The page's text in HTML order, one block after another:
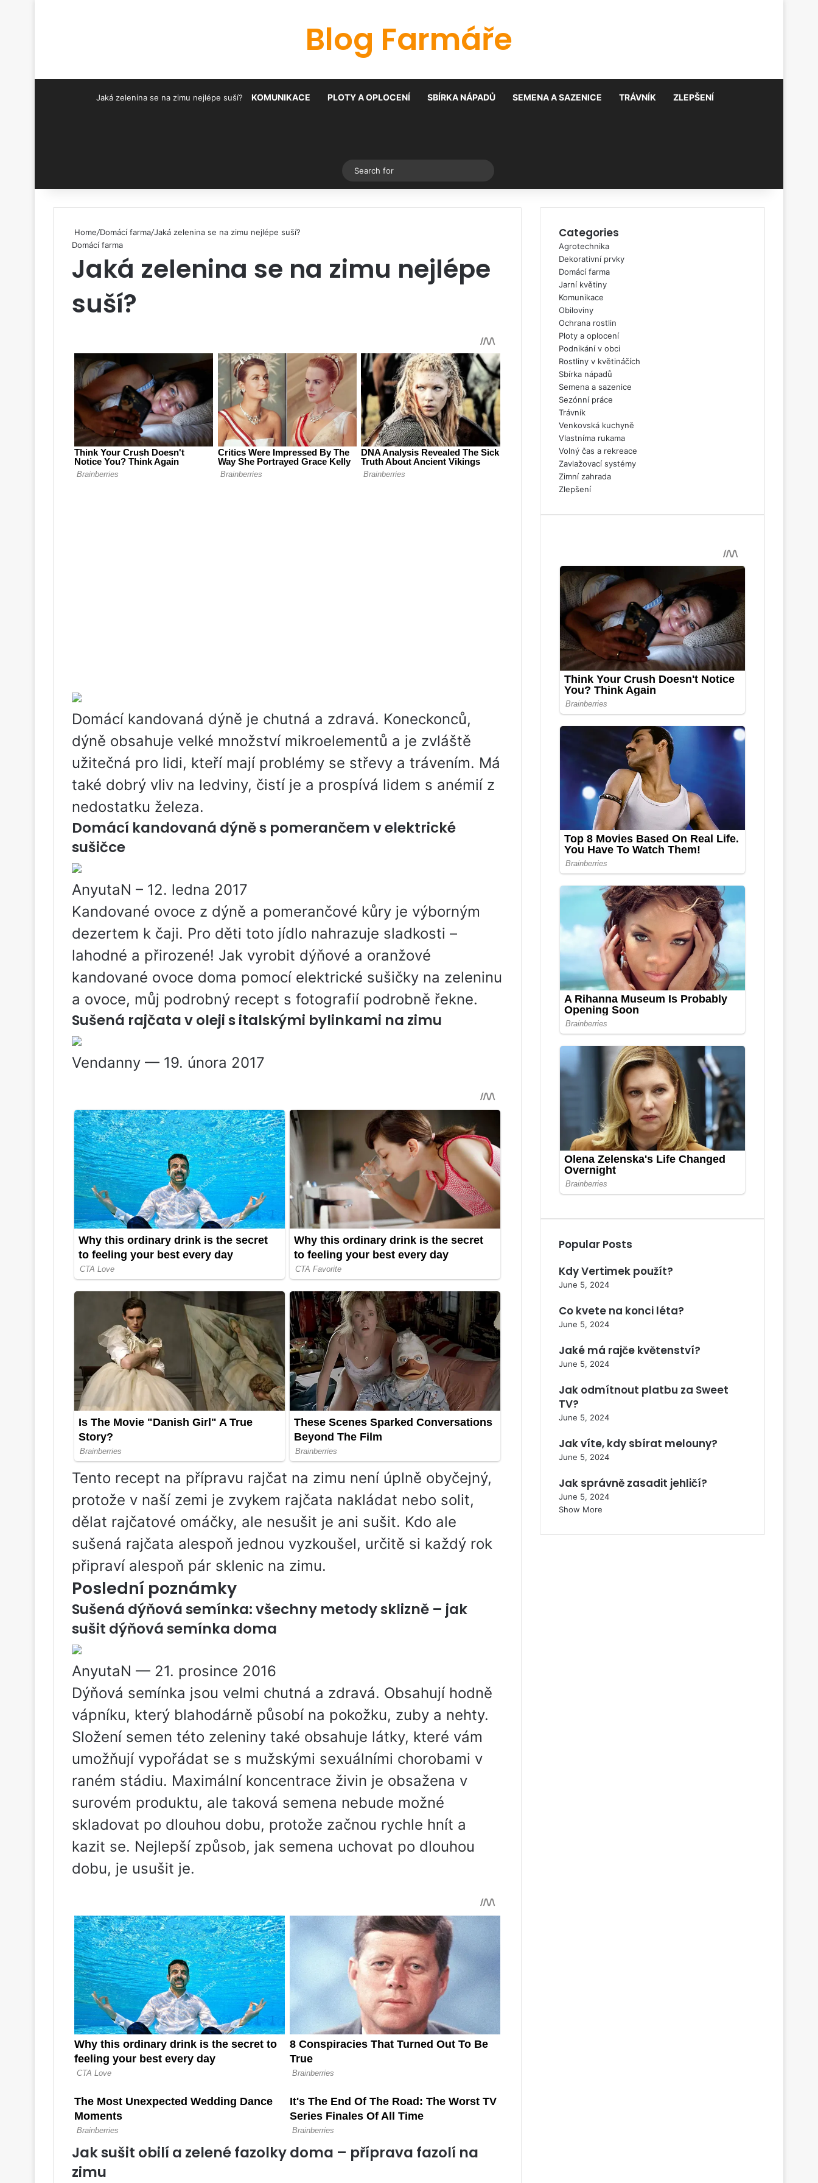
Blog Farmáře
Jaká zelenina se na zimu nejlépe suší? KOMUNIKACE PLOTY A OPLOCENÍ SBÍRKA NÁPADŮ SEMENA A SAZENICE TRÁVNÍK ZLEPŠENÍ
Switch skin
for
Home/Domácí farma/Jaká zelenina se na zimu nejlépe suší?
Domácí farma
Jaká zelenina se na zimu nejlépe
suší?
Domácí kandovaná dýně je chutná a zdravá. Koneckonců,
dýně obsahuje velké množství mikroelementů a je zvláště
užitečná pro lidi, kteří mají problémy se střevy a trávením. Má
také dobrý vliv na ledviny, čistí je a prospívá lidem s anémií z
nedostatku železa.
Domácí kandovaná dýně s pomerančem v elektrické
sušičce
AnyutaN – 12. ledna 2017
Kandované ovoce z dýně a pomerančové kůry je výborným
dezertem k čaji. Pro děti toto jídlo nahrazuje sladkosti –
lahodné a přirozené! Jak vyrobit dýňové a oranžové
kandované ovoce doma pomocí elektrické sušičky na zeleninu
a ovoce, můj podrobný recept s fotografií podrobně řekne.
Sušená rajčata v oleji s italskými bylinkami na zimu
Vendanny — 19. února 2017
Tento recept na přípravu rajčat na zimu není úplně obyčejný,
protože v naší zemi je zvykem rajčata nakládat nebo solit,
dělat rajčatové omáčky, ale nesušit je ani sušit. Kdo ale
sušená rajčata alespoň jednou vyzkoušel, určitě si každý rok
připraví alespoň pár sklenic na zimu.
Poslední poznámky
Sušená dýňová semínka: všechny metody sklizně – jak
sušit dýňová semínka doma
AnyutaN — 21. prosince 2016
Dýňová semínka jsou velmi chutná a zdravá. Obsahují hodně
vápníku, který blahodárně působí na pokožku, zuby a nehty.
Složení semen této zeleniny také obsahuje látky, které vám
umožňují vypořádat se s mužskými sexuálními chorobami v
raném stádiu. Maximální koncentrace živin je obsažena v
surovém produktu, ale taková semena nebude možné
skladovat po dlouhou dobu, protože začnou rychle hnít a
kazit se. Nejlepší způsob, jak semena uchovat po dlouhou
dobu, je usušit je.
Jak sušit obilí a zelené fazolky doma – příprava fazolí na
zimu
Categories
Agrotechnika
Dekorativní prvky
Domácí farma
Jarní květiny
Komunikace
Obiloviny
Ochrana rostlin
Ploty a oplocení
Podnikání v obci
Rostliny v květináčích
Sbírka nápadů
Semena a sazenice
Sezónní práce
Trávník
Venkovská kuchyně
Vlastníma rukama
Volný čas a rekreace
Zavlažovací systémy
Zimní zahrada
Zlepšení
Popular Posts
Kdy Vertimek použít?
June 5, 2024
Co kvete na konci léta?
June 5, 2024
Jaké má rajče květenství?
June 5, 2024
Jak odmítnout platbu za Sweet
TV?
June 5, 2024
Jak víte, kdy sbírat melouny?
June 5, 2024
Jak správně zasadit jehličí?
June 5, 2024
Show More